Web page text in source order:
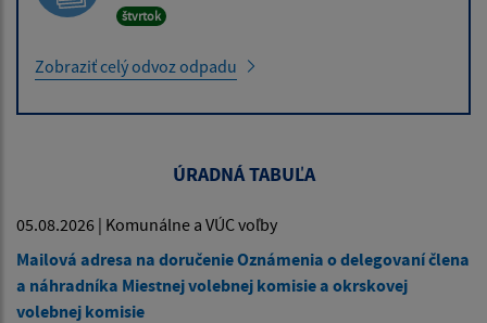
štvrtok
Zobraziť celý odvoz odpadu
ÚRADNÁ TABUĽA
05.08.2026 | Komunálne a VÚC voľby
Mailová adresa na doručenie Oznámenia o delegovaní člena
a náhradníka Miestnej volebnej komisie a okrskovej
volebnej komisie